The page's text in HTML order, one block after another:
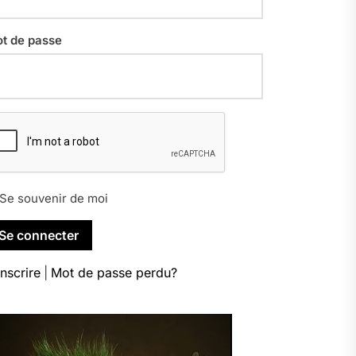
de passe
Se souvenir de moi
Mot de passe perdu?